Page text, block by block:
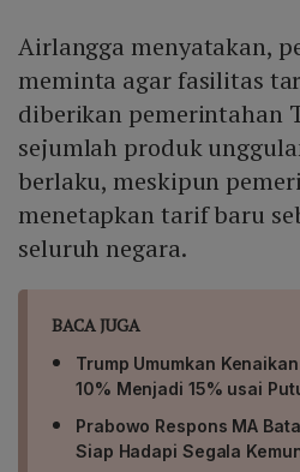
Airlangga menyatakan,
meminta agar fasilitas
diberikan pemerintahan
sejumlah produk
berlaku, meskipun
menetapkan tarif baru
seluruh negara.
BACA JUGA
Trump Umumkan
10% Menjadi 15% usai
Prabowo Respons MA
Siap Hadapi Segala